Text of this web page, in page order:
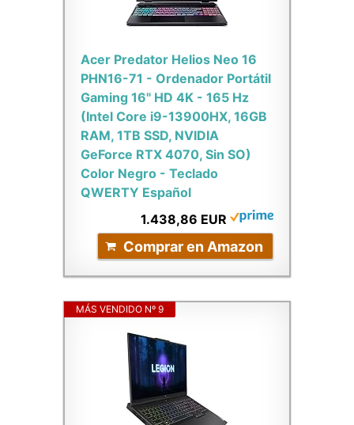
Acer Predator Helios Neo 16
PHN16-71 - Ordenador Portátil
Gaming 16" HD 4K - 165 Hz
(Intel Core i9-13900HX, 16GB
RAM, 1TB SSD, NVIDIA
GeForce RTX 4070, Sin SO)
Color Negro - Teclado
QWERTY Español
1.438,86 EUR
Comprar en Amazon
MÁS VENDIDO Nº 9